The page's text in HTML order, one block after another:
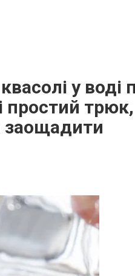
у воді
простий
заощадити